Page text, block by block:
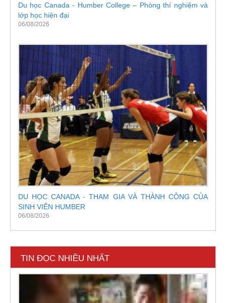
Du học Canada - Humber College – Phòng thí nghiệm và
lớp học hiện đại
06/08/2026
DU HỌC CANADA - THAM GIA VÀ THÀNH CÔNG CỦA
SINH VIÊN HUMBER
06/08/2026
TIN ĐỌC NHIỀU NHẤT